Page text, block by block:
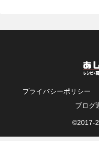
プライバシーポリシー
ブログ
©2017-